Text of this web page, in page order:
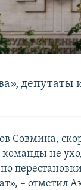
депутаты
Совмина,
команды не
но
– отметил